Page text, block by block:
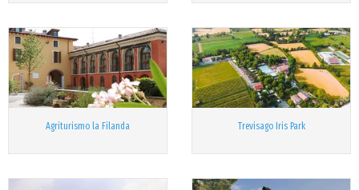
Agriturismo la Filanda Trevisago Iris Park